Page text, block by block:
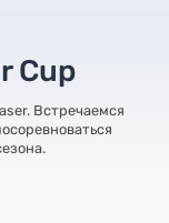
Cup
Встречаемся